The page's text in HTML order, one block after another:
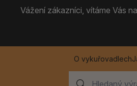
Vážení zákazníci, vítáme Vás
O vykuřovadlech